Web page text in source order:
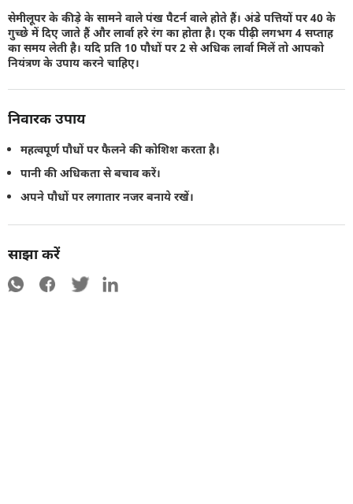
सेमीलूपर के कीड़े के सामने वाले पंख पैटर्न वाले होते हैं। अंडे पत्तियों पर 40 के
गुच्छे में दिए जाते हैं और लार्वा हरे रंग का होता है। एक पीढ़ी लगभग 4 सप्ताह
का समय लेती है। यदि प्रति 10 पौधों पर 2 से अधिक लार्वा मिलें तो आपको
नियंत्रण के उपाय करने चाहिए।
निवारक उपाय
महत्वपूर्ण पौधों पर फैलने की कोशिश करता है।
पानी की अधिकता से बचाव करें।
अपने पौधों पर लगातार नजर बनाये रखें।
साझा करें